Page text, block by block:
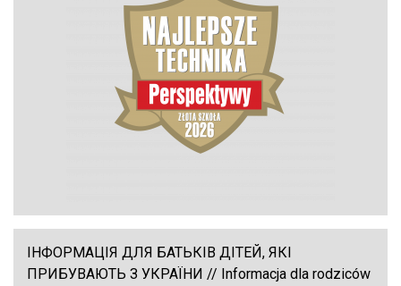
ІНФОРМАЦІЯ ДЛЯ БАТЬКІВ ДІТЕЙ, ЯКІ
ПРИБУВАЮТЬ З УКРАЇНИ // Informacja dla rodziców